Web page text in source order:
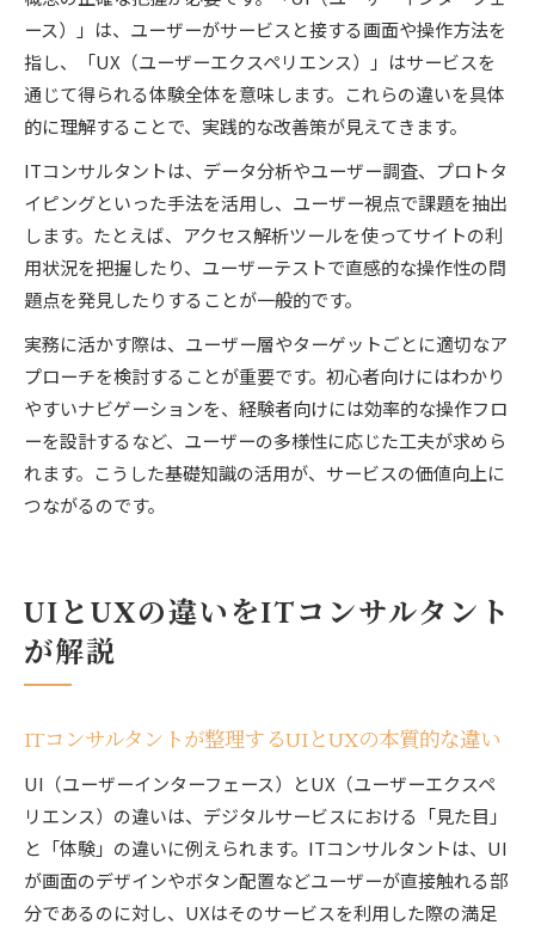
ース）」は、ユーザーがサービスと接する画面や操作方法を
指し、「UX（ユーザーエクスペリエンス）」はサービスを
通じて得られる体験全体を意味します。これらの違いを具体
的に理解することで、実践的な改善策が見えてきます。
ITコンサルタントは、データ分析やユーザー調査、プロトタ
イピングといった手法を活用し、ユーザー視点で課題を抽出
します。たとえば、アクセス解析ツールを使ってサイトの利
用状況を把握したり、ユーザーテストで直感的な操作性の問
題点を発見したりすることが一般的です。
実務に活かす際は、ユーザー層やターゲットごとに適切なア
プローチを検討することが重要です。初心者向けにはわかり
やすいナビゲーションを、経験者向けには効率的な操作フロ
ーを設計するなど、ユーザーの多様性に応じた工夫が求めら
れます。こうした基礎知識の活用が、サービスの価値向上に
つながるのです。
UIとUXの違いをITコンサルタント
が解説
ITコンサルタントが整理するUIとUXの本質的な違い
UI（ユーザーインターフェース）とUX（ユーザーエクスペ
リエンス）の違いは、デジタルサービスにおける「見た目」
と「体験」の違いに例えられます。ITコンサルタントは、UI
が画面のデザインやボタン配置などユーザーが直接触れる部
分であるのに対し、UXはそのサービスを利用した際の満足